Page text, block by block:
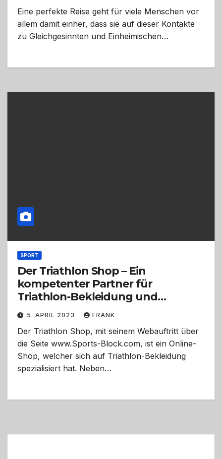
Eine perfekte Reise geht für viele Menschen vor
allem damit einher, dass sie auf dieser Kontakte
zu Gleichgesinnten und Einheimischen…
SPORT
Der Triathlon Shop – Ein
kompetenter Partner für
Triathlon-Bekleidung und
Zubehör
5. APRIL 2023 FRANK
Der Triathlon Shop, mit seinem Webauftritt über
die Seite www.Sports-Block.com, ist ein Online-
Shop, welcher sich auf Triathlon-Bekleidung
spezialisiert hat. Neben…